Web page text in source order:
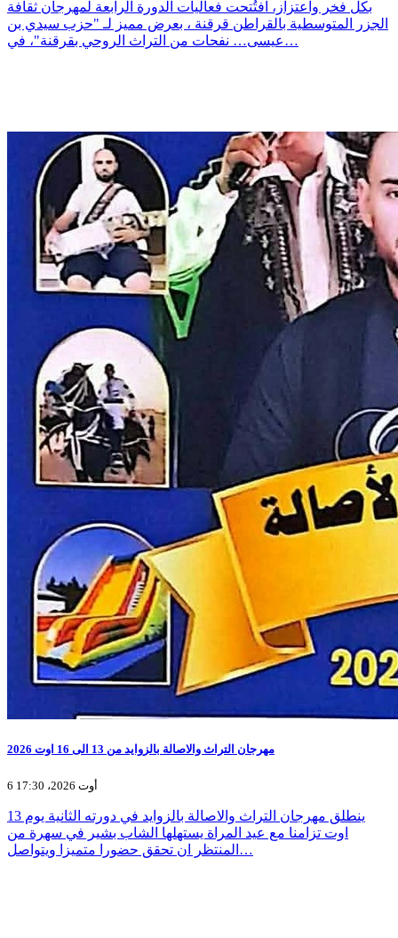
بكل فخر واعتزاز، افتُتحت فعاليات الدورة الرابعة لمهرجان ثقافة
الجزر المتوسطية بالقراطن قرقنة ، بعرض مميز لـ "حزب سيدي بن
عيسى… نفحات من التراث الروحي بقرقنة"، في…
مهرجان التراث والاصالة بالزوايد من 13 الى 16 اوت 2026
6 أوت 2026، 17:30
ينطلق مهرجان التراث والاصالة بالزوايد في دورته الثانية يوم 13
اوت تزامنا مع عيد المراة يستهلها الشاب بشير في سهرة من
المنتظر ان تحقق حضورا متميزا ويتواصل…